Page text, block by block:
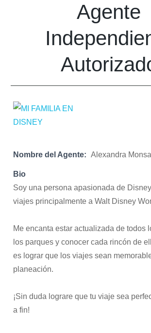
Agente
Nombre del Agente: Alexandra
Bio
Soy una persona apasionada de
viajes principalmente a Walt Disney
Me encanta estar actualizada de todos
los parques y conocer cada rincón de
es lograr que los viajes sean
planeación.
¡Sin duda lograre que tu viaje sea
a fin!